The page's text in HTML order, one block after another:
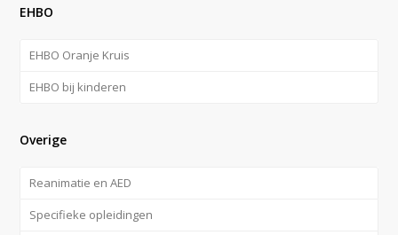
EHBO
EHBO Oranje Kruis
EHBO bij kinderen
Overige
Reanimatie en AED
Specifieke opleidingen